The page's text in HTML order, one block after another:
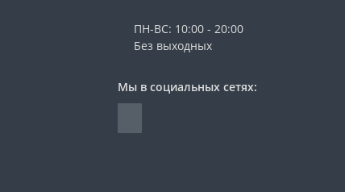
ПН-ВС: 10:00 - 20:00
Без выходных
Мы в социальных сетях: